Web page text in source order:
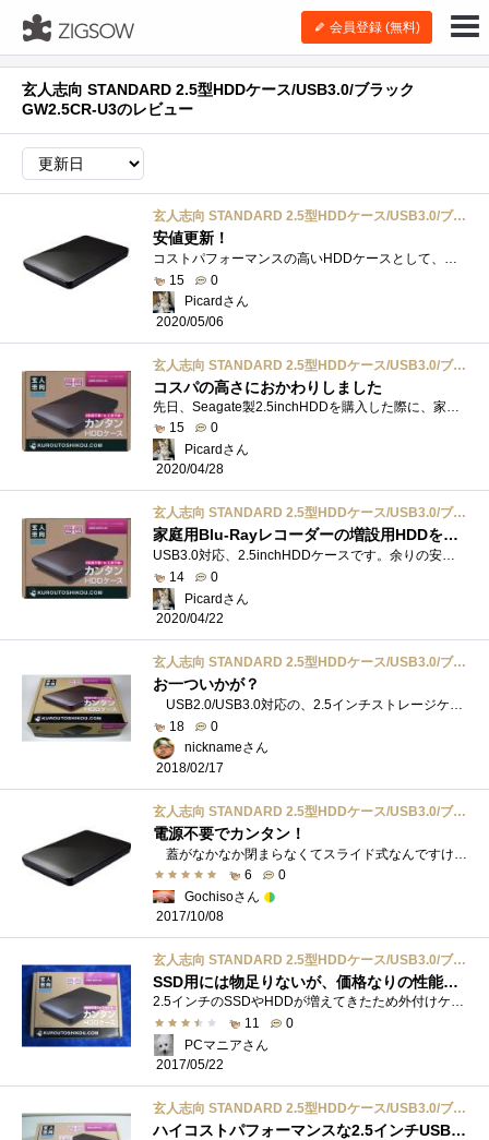
会員登録 (無料)
玄人志向 STANDARD 2.5型HDDケース/USB3.0/ブラック
GW2.5CR-U3のレビュー
玄人志向 STANDARD 2.5型HDDケース/USB3.0/ブラック GW2.5CR-U3
安値更新！
コストパフォーマンスの高いHDDケースとして、既に4個も購入している玄人志向のUSB3.0対応2.5インチHDDケースですが、盲点でした。最安値が、ヨド�...
15
0
Picardさん
2020/05/06
玄人志向 STANDARD 2.5型HDDケース/USB3.0/ブラック GW2.5CR-U3
コスパの高さにおかわりしました
15
0
Picardさん
2020/04/28
玄人志向 STANDARD 2.5型HDDケース/USB3.0/ブラック GW2.5CR-U3
家庭用Blu-Rayレコーダーの増設用HDDを作成するために購入しました
USB3.0対応、2.5inchHDDケースです。余りの安さに、2個購入しました。Seagate製7mm厚2.5inch5,400rpm2TBHDDを搭載して、家庭用Blu-Rayレコーダーに増設用HDDとし�...
14
0
Picardさん
2020/04/22
玄人志向 STANDARD 2.5型HDDケース/USB3.0/ブラック GW2.5CR-U3
お一ついかが？
USB2.0/USB3.0対応の、2.5インチストレージケースを購入してみました。 雑に使って持ち運びを考えると今どきはSSDを入れるのがナウイじゃないか�...
18
0
nicknameさん
2018/02/17
玄人志向 STANDARD 2.5型HDDケース/USB3.0/ブラック GW2.5CR-U3
電源不要でカンタン！
6
0
Gochisoさん
2017/10/08
玄人志向 STANDARD 2.5型HDDケース/USB3.0/ブラック GW2.5CR-U3
SSD用には物足りないが、価格なりの性能で持っておいて損は無い
2.5インチのSSDやHDDが増えてきたため外付けケースをいくつか購入したのでReviewします。低価格なUSB3.0ケース
11
0
PCマニアさん
2017/05/22
玄人志向 STANDARD 2.5型HDDケース/USB3.0/ブラック GW2.5CR-U3
ハイコストパフォーマンスな2.5インチUSB3.0対応外付けケース「玄人志向 STANDARD 2.5型HDDケース/USB3.0/ブラック GW2.5CR-U3 」